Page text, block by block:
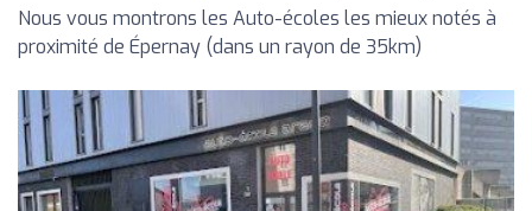
Nous vous montrons les Auto-écoles les mieux notés à
proximité de Épernay (dans un rayon de 35km)